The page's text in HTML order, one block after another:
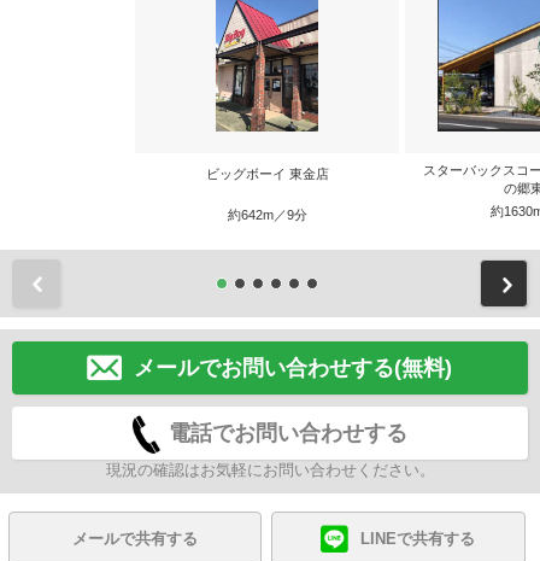
ビッグボーイ 東金店
約642m／9分
スターバックスコ
の郷
約
メールでお問い合わせする(無料)
電話でお問い合わせする
現況の確認はお気軽にお問い合わせください。
メールで共有する LINEで共有する